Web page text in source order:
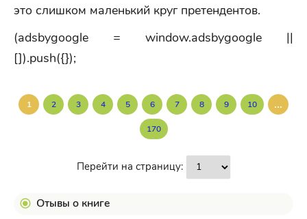
это слишком маленький круг претендентов.
(adsbygoogle = window.adsbygoogle ||
[]).push({});
1 2 3 4 5 6 7 8 9 10 ...
170
Перейти на страницу:
Отывы о книге